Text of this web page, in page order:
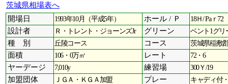
茨城県相場表へ
開場日
1993年10月（平成5年） ホール / Ｐ
18Ｈ/ Paｒ72
設計者
Ｒ・トレント・ジョーンズJr グリーン
ベント1グリ
種 別
丘陵コース コース
茨城県稲敷
面積
106・0万㎡ レート
72・6
ヤーデージ
7,010y 練習場
300Ｙ/19
加盟団体
ＪＧＡ・ＫＧＡ加盟 プレー
キャディ付